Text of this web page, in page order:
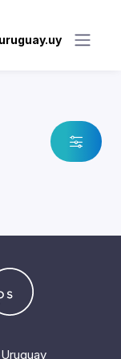
uruguay.uy